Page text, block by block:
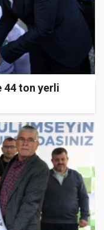
44 ton yerli